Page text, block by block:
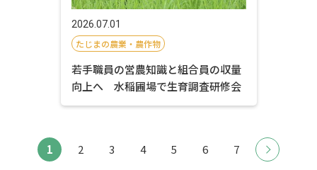
2026.07.01
たじまの農業・農作物
若手職員の営農知識と組合員の収量
向上へ 水稲圃場で生育調査研修会
1 2 3 4 5 6 7